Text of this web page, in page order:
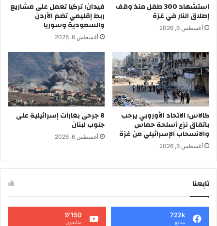
استشهاد 300 طفل منذ وقف
إطلاق النار في غزة
أغسطس 6, 2026
فيدان: تركيا تعمل على مشاريع
ربط إقليمي تضم الأردن
والسعودية وسوريا
أغسطس 6, 2026
كالاس: الاتحاد الأوروبي يرحب
باتفاق نزع أسلحة حماس
والانسحاب الإسرائيلي من غزة
أغسطس 6, 2026
8 جرحى بغارات إسرائيلية على
جنوب لبنان
أغسطس 6, 2026
تابِعنا
722k
متابع
9٬150
متابعون